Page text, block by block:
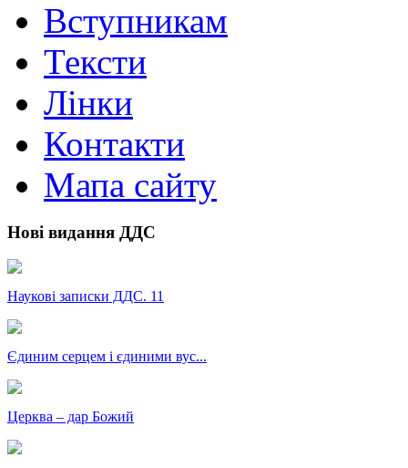
Вступникам
Тексти
Лінки
Контакти
Мапа сайту
Нові видання ДДС
Наукові записки ДДС. 11
Єдиним серцем і єдиними вус...
Церква – дар Божий